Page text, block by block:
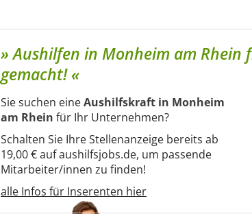
» Aushilfen in Monheim am Rhein
gemacht! «
Sie suchen eineAushilfskraft in Monheim
am Rhein für Ihr Unternehmen?
Schalten Sie Ihre Stellenanzeige bereits ab
19,00 € auf aushilfsjobs.de, um passende
Mitarbeiter/innen zu finden!
alle Infos für Inserenten hier